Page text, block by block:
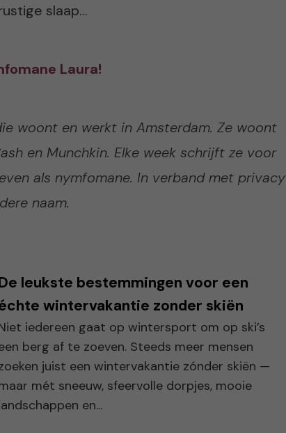
slaap…
Laura!
woont en werkt in Amsterdam. Ze woont
en Munchkin. Elke week schrijft ze voor
als nymfomane. In verband met privacy
naam.
leukste bestemmingen voor een
wintervakantie zonder skiën
iedereen gaat op wintersport om op ski’s
berg af te zoeven. Steeds meer mensen
juist een wintervakantie zónder skiën —
mét sneeuw, sfeervolle dorpjes, mooie
en...